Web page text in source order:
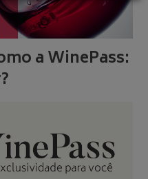
a WinePass: